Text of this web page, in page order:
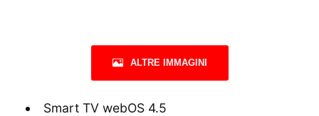
ALTRE IMMAGINI
Smart TV webOS 4.5